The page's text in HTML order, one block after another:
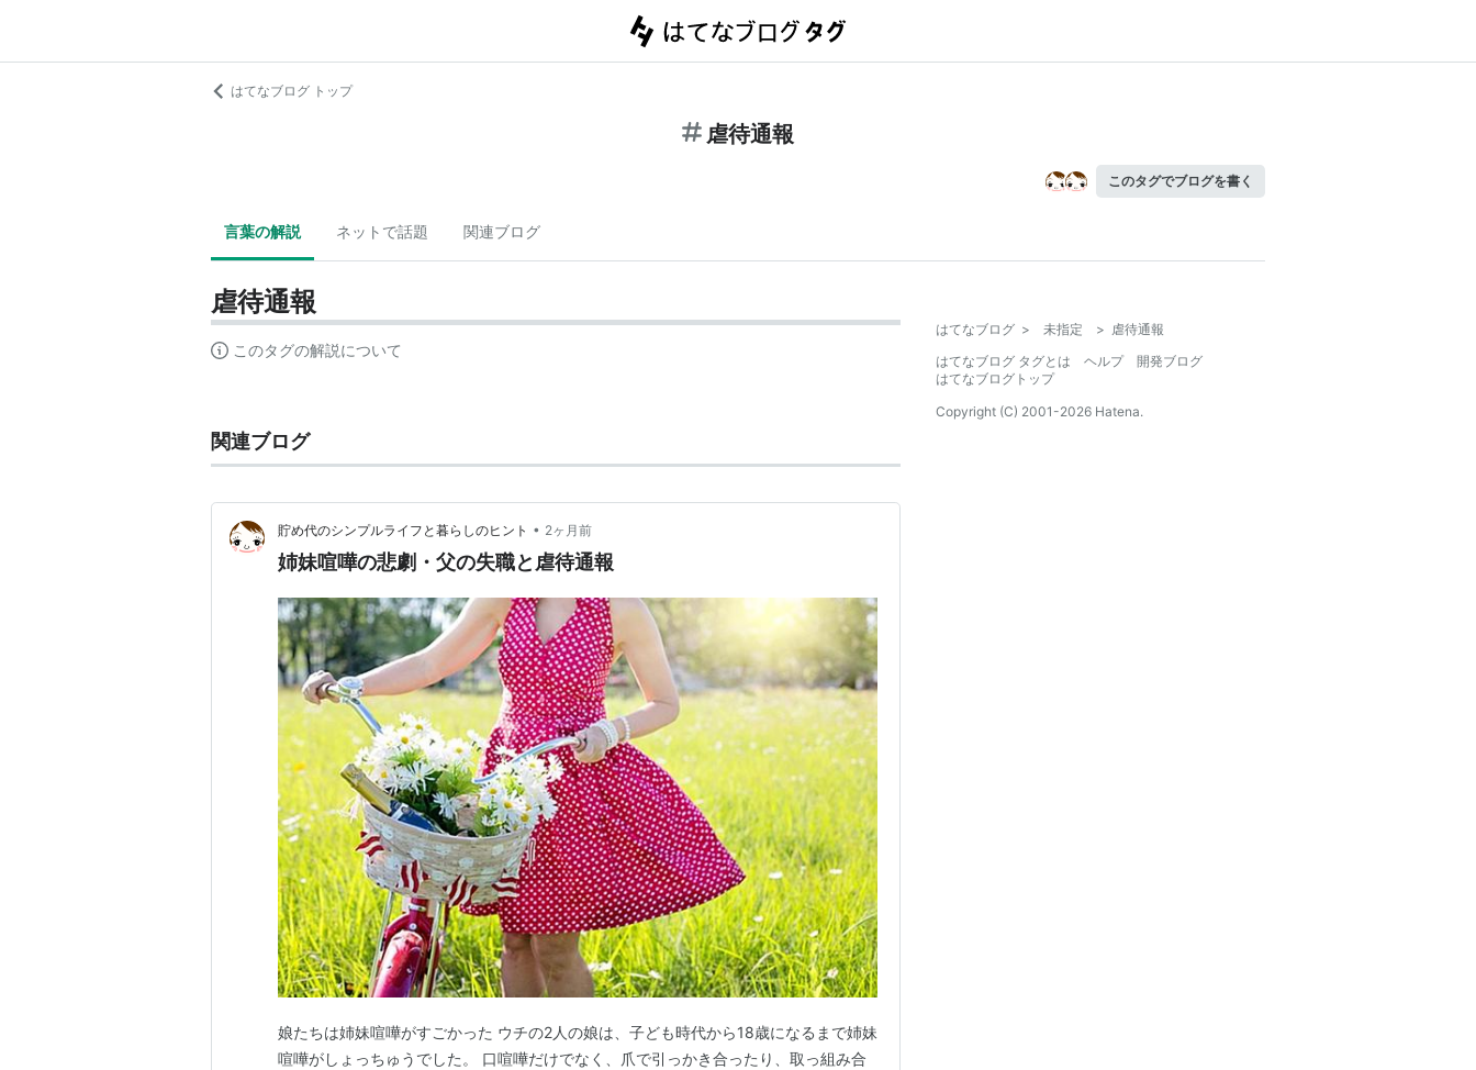
はてなブログ トップ
虐待通報
このタグでブログを書く
言葉の解説 ネットで話題 関連ブログ
虐待通報
このタグの解説について
関連ブログ
貯め代のシンプルライフと暮らしのヒント • 2ヶ月前
姉妹喧嘩の悲劇・父の失職と虐待通報
娘たちは姉妹喧嘩がすごかった ウチの2人の娘は、子ども時代から18歳になるまで姉妹
喧嘩がしょっちゅうでした。 口喧嘩だけでなく、爪で引っかき合ったり、取っ組み合
はてなブログ > 未指定 > 虐待通報
はてなブログ タグとは
ヘルプ
開発ブログ
はてなブログトップ
Copyright (C) 2001-2026 Hatena.